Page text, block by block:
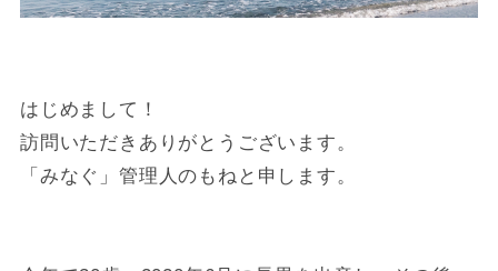
はじめまして！
訪問いただきありがとうございます。
「みなぐ」管理人のもねと申します。